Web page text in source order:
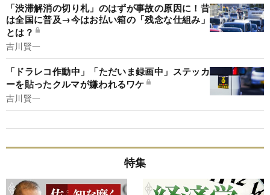
「渋滞解消の切り札」のはずが事故の原因に！昔
は全国に普及→今はお払い箱の「残念な仕組み」
とは？
吉川賢一
「ドラレコ作動中」「ただいま録画中」ステッカ
ーを貼ったクルマが嫌われるワケ
吉川賢一
特集